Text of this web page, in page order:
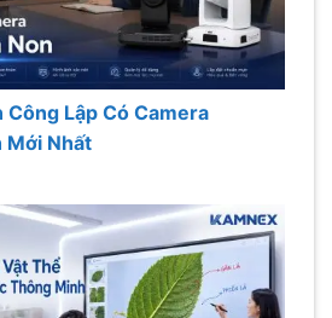
Lập Có Camera
Mới Nhất